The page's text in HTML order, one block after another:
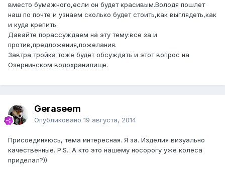
вместо бумажного,если он будет красивым.Володя пошлет
наш по почте и узнаем сколько будет стоить,как выглядеть,как
и куда крепить.
Давайте порассуждаем на эту тему:все за и
против,предложения,пожелания.
Завтра тройка тоже будет обсуждать и этот вопрос на
Озернинском водохранилище.
Geraseem
Опубликовано 19 августа, 2014
Присоединяюсь, тема интересная. Я за. Изделия визуально
качественные. P.S.: А кто это нашему носорогу уже колеса
приделал?))